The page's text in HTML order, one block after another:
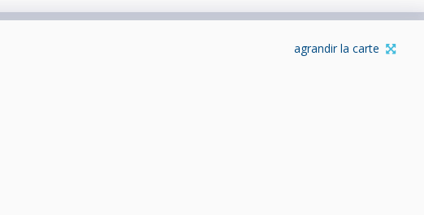
agrandir la carte